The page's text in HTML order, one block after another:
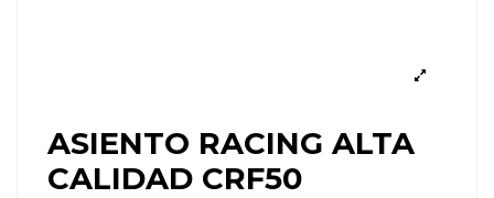
ASIENTO RACING ALTA
CALIDAD CRF50